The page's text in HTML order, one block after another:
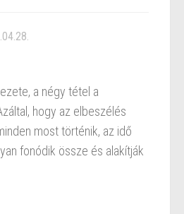
a négy tétel a
hogy az elbeszélés
most történik, az idő
fonódik össze és alakítják